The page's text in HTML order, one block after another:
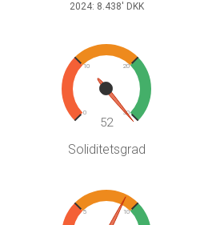
2024: 8.438' DKK
0
10 20
30
52
Soliditetsgrad
5 10